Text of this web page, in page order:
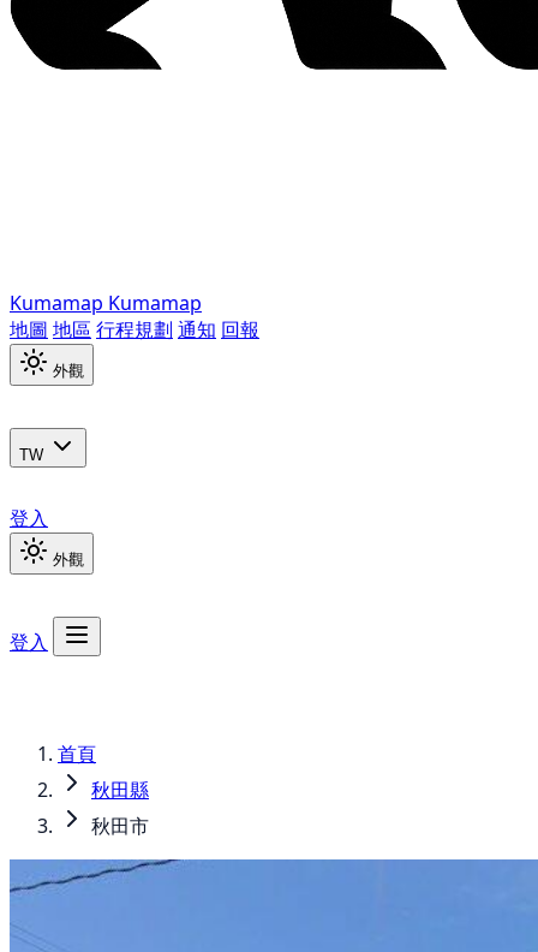
Kumamap Kumamap
地圖 地區 行程規劃 通知 回報
外觀
TW
登入
外觀
登入
首頁
秋田縣
秋田市